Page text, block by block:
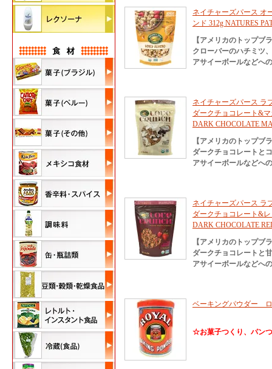
ネイチャーズパース オ
ンド 312g NATURES
【アメリカのトップブ
クローバーのハチミツ
アサイーボールなどへ
ネイチャーズパース ラ
ダークチョコレート&マ
DARK CHOCOLATE
【アメリカのトップブ
ダークチョコレートと
アサイーボールなどへ
ネイチャーズパース ラ
ダークチョコレート&
DARK CHOCOLATE
【アメリカのトップブ
ダークチョコレートと
アサイーボールなどへ
ベーキングパウダー
☆お菓子つくり、パン